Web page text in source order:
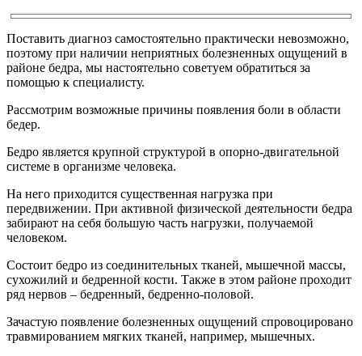
Поставить диагноз самостоятельно практически невозможно,
поэтому при наличии неприятных болезненных ощущений в
районе бедра, мы настоятельно советуем обратиться за
помощью к специалисту.
Рассмотрим возможные причины появления боли в области
бедер.
Бедро является крупной структурой в опорно-двигательной
системе в организме человека.
На него приходится существенная нагрузка при
передвижении. При активной физической деятельности бедра
забирают на себя большую часть нагрузки, получаемой
человеком.
Состоит бедро из соединительных тканей, мышечной массы,
сухожилий и бедренной кости. Также в этом районе проходит
ряд нервов – бедренный, бедренно-половой.
Зачастую появление болезненных ощущений спровоцировано
травмированием мягких тканей, например, мышечных.